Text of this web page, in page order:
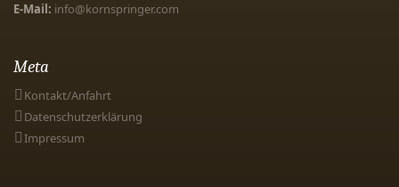
E-Mail: info@kornspringer.com
Meta
Kontakt/Anfahrt
Datenschutzerklärung
Impressum